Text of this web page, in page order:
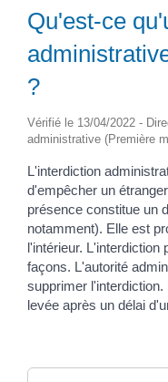
Qu'est-ce
?
Vérifié le 13/04/2022 -
administrative (Première
L'interdiction
d'empêcher un
présence constitue un
notamment). Elle est
l'intérieur. L'interdiction
façons. L'autorité
supprimer
levée après un délai